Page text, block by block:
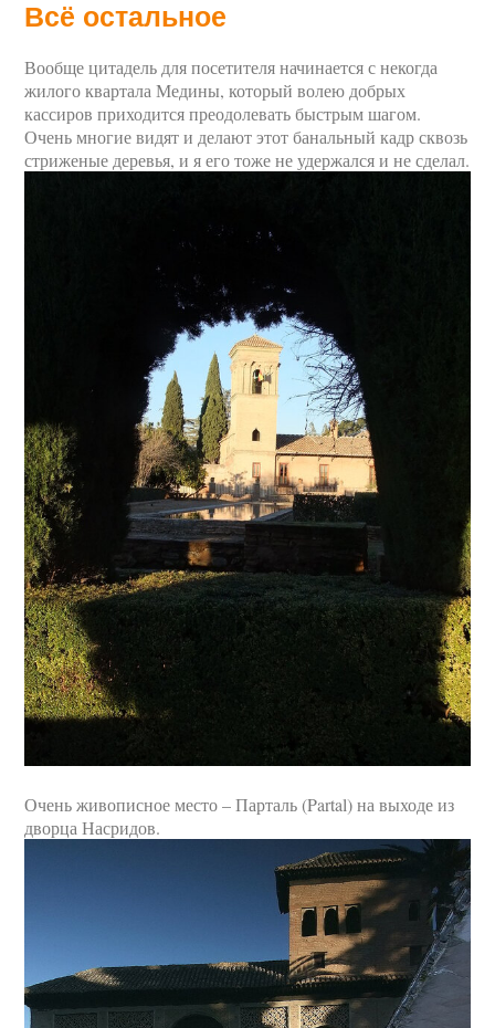
Всё остальное
Вообще цитадель для посетителя начинается с некогда
жилого квартала Медины, который волею добрых
кассиров приходится преодолевать быстрым шагом.
Очень многие видят и делают этот банальный кадр сквозь
стриженые деревья, и я его тоже не удержался и не сделал.
Очень живописное место – Парталь (Partal) на выходе из
дворца Насридов.